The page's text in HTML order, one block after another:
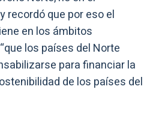
recordó que por eso el
en los ámbitos
los países del Norte
para financiar la
de los países del